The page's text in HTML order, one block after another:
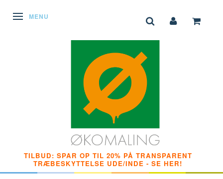
SKIFTE NAVIGATION
MENU
TILBUD: SPAR OP TIL 20% PÅ TRANSPARENT
TRÆBESKYTTELSE UDE/INDE - SE HER!